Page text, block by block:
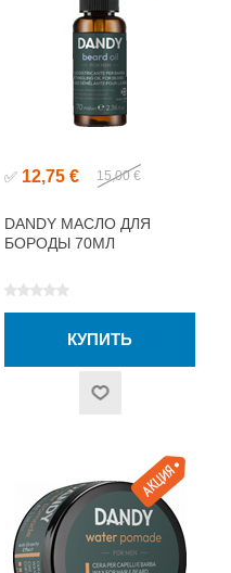
✅ 12,75 € 15,00 €
DANDY МАСЛО ДЛЯ
БОРОДЫ 70МЛ